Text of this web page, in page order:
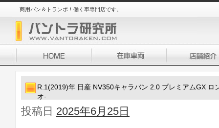
商用バン＆トランポ！働く車専門店です。
R.1(2019)年 日産 NV350キャラバン 2.0 プレミアムGX ロ
オ-
投稿日 2025年6月25日